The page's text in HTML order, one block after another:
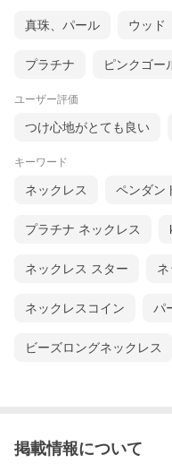
真珠、パール ウッド
プラチナ ピンクゴー
ユーザー評価
つけ心地がとても良い
キーワード
ネックレス ペンダン
プラチナ ネックレス
ネックレス スター
ネックレスコイン パ
ビーズロングネックレス
掲載情報について